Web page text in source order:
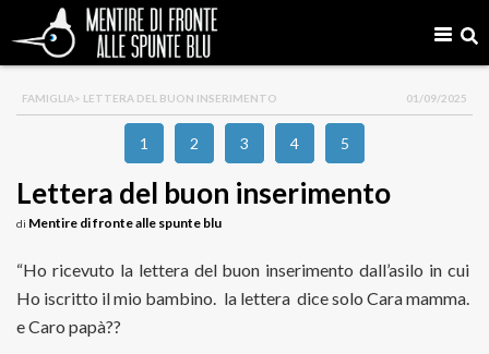
FAMIGLIA> LETTERA DEL BUON INSERIMENTO 01/09/2025
1 2 3 4 5
Lettera del buon inserimento
di Mentire di fronte alle spunte blu
“Ho ricevuto la lettera del buon inserimento dall’asilo in cui
Ho iscritto il mio bambino. la lettera dice solo Cara mamma.
e Caro papà??